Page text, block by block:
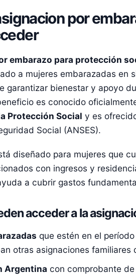
por
embarazo para protección
a mujeres embarazadas en
garantizar bienestar y apoyo
es conocido
Protección Social y es
Social (ANSES).
diseñado para mujeres que
con ingresos y
a cubrir gastos
acceder a la
que estén en el
otras asignaciones
Argentina con comprobante